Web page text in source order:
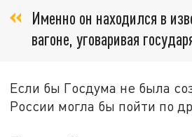
Именно он находился в
вагоне, уговаривая
Если бы Госдума не была
России могла бы пойти по